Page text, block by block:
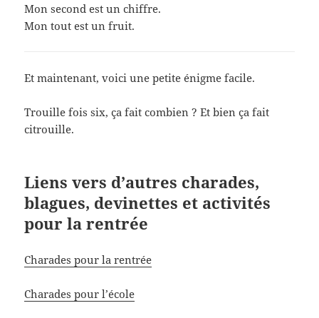
Mon second est un chiffre.
Mon tout est un fruit.
Et maintenant, voici une petite énigme facile.
Trouille fois six, ça fait combien ? Et bien ça fait
citrouille.
Liens vers d’autres charades,
blagues, devinettes et activités
pour la rentrée
Charades pour la rentrée
Charades pour l’école